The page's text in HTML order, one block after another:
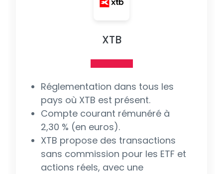
XTB
Réglementation dans tous les
pays où XTB est présent.
Compte courant rémunéré à
2,30 % (en euros).
XTB propose des transactions
sans commission pour les ETF et
actions réels, avec une